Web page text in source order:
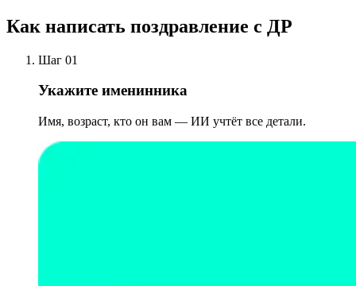
Как написать поздравление с ДР
Шаг 01
Укажите именинника
Имя, возраст, кто он вам — ИИ учтёт все детали.